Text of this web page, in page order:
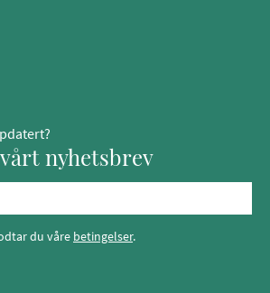
nyhetsbrev
du våre betingelser.